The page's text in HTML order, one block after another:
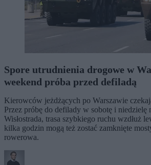
Spore utrudnienia drogowe w
weekend próba przed defiladą
Kierowców jeżdżących po Warszawie
Przez próbę do defilady w sobotę i niedzielę
Wisłostrada, trasa szybkiego ruchu wzdłuż
kilka godzin mogą też zostać zamknięte
rowerowa.